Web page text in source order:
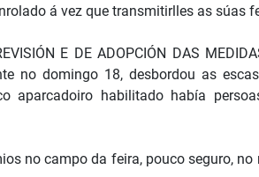
á vez que transmitirlles as súas
E DE ADOPCIÓN DAS
no domingo 18, desbordou as
aparcadoiro habilitado había
no campo da feira, pouco seguro,